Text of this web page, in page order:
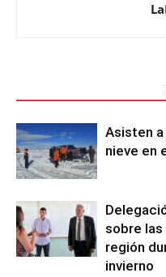
Asisten
nieve en
sobre
región
invierno